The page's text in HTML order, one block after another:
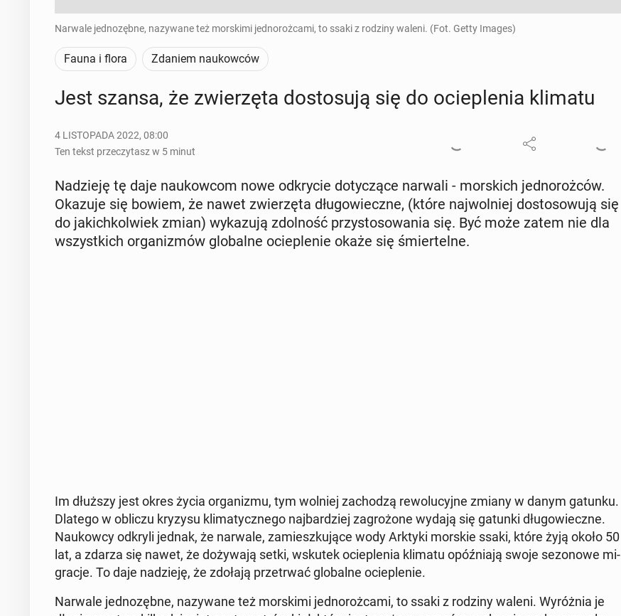
Narwale jednozębne, nazywane też morskimi jednorożcami, to ssaki z rodziny waleni. (Fot. Getty Images)
Fauna i flora Zdaniem naukowców
Jest szansa, że zwie­rzę­ta do­sto­su­ją się do ocie­ple­nia klimatu
4 LISTOPADA 2022, 08:00
Ten tekst przeczytasz w 5 minut
Na­dzie­ję tę daje na­ukow­com nowe od­kry­cie do­ty­czą­ce narwali - mor­skich jed­no­roż­ców.
Okazuje się bowiem, że nawet zwie­rzę­ta dłu­go­wiecz­ne, (które naj­wol­niej do­sto­so­wu­ją się
do ja­kich­kol­wiek zmian) wy­ka­zu­ją zdol­ność przy­sto­so­wa­nia się. Być może zatem nie dla
wszyst­kich or­ga­ni­zmów glo­bal­ne ocie­ple­nie okaże się śmier­tel­ne.
Im dłuższy jest okres życia or­ga­ni­zmu, tym wolniej za­cho­dzą re­wo­lu­cyj­ne zmiany w danym gatunku.
Dlatego w obliczu kryzysu kli­ma­tycz­ne­go naj­bar­dziej za­gro­żo­ne wydają się gatunki dłu­go­wiecz­ne.
Na­ukow­cy odkryli jednak, że narwale, za­miesz­ku­ją­ce wody Arktyki morskie ssaki, które żyją około 50
lat, a zdarza się nawet, że do­ży­wa­ją setki, wskutek ocie­ple­nia klimatu opóź­nia­ją swoje se­zo­no­we mi­
gra­cje. To daje na­dzie­ję, że zdołają prze­trwać glo­bal­ne ocie­ple­nie.
Narwale jed­no­zęb­ne, na­zy­wa­ne też mor­ski­mi jed­no­roż­ca­mi, to ssaki z rodziny waleni. Wy­róż­nia je